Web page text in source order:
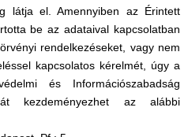
látja el. Amennyiben az Érintett
be az adataival kapcsolatban
rendelkezéseket, vagy nem
kapcsolatos kérelmét, úgy a
és Információszabadság
kezdeményezhet az alábbi